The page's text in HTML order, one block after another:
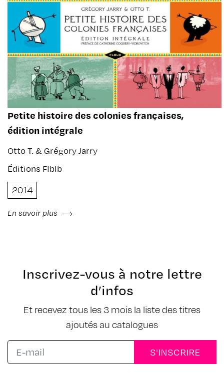
Petite histoire des colonies françaises,
édition intégrale
Otto T. & Grégory Jarry
Éditions Flblb
2014
En savoir plus
Inscrivez-vous à notre lettre
d’infos
Et recevez tous les 3 mois la liste des titres
ajoutés au catalogues